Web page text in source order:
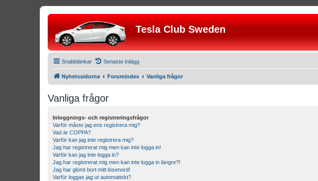
Tesla Club Sweden
Snabblänkar Senaste Inlägg
Nyhetssidorna Forumindex Vanliga frågor
Vanliga frågor
Inloggnings- och registreringsfrågor
Varför måste jag ens registrera mig?
Vad är COPPA?
Varför kan jag inte registrera mig?
Jag har registrerat mig men kan inte logga in!
Varför kan jag inte logga in?
Jag har registrerat mig men kan inte logga in längre?!
Jag har glömt bort mitt lösenord!
Varför loggas jag ut automatiskt?